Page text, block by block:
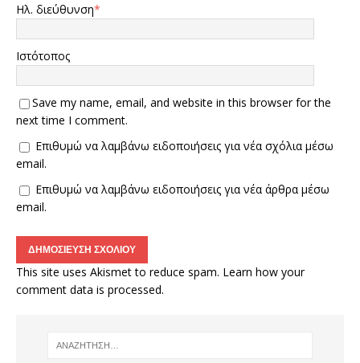
Ηλ. διεύθυνση*
Ιστότοπος
Save my name, email, and website in this browser for the
next time I comment.
Επιθυμώ να λαμβάνω ειδοποιήσεις για νέα σχόλια μέσω
email.
Επιθυμώ να λαμβάνω ειδοποιήσεις για νέα άρθρα μέσω
email.
This site uses Akismet to reduce spam. Learn how your
comment data is processed.